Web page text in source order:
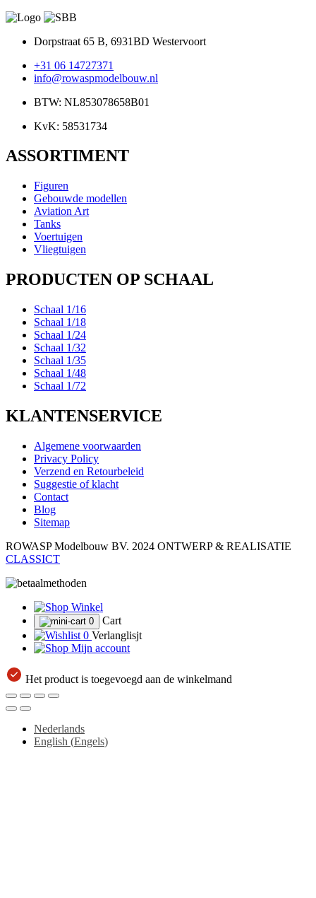
Dorpstraat 65 B, 6931BD Westervoort
+31 06 14727371
info@rowaspmodelbouw.nl
BTW: NL853078658B01
KvK: 58531734
ASSORTIMENT
Figuren
Gebouwde modellen
Aviation Art
Tanks
Voertuigen
Vliegtuigen
PRODUCTEN OP SCHAAL
Schaal 1/16
Schaal 1/18
Schaal 1/24
Schaal 1/32
Schaal 1/35
Schaal 1/48
Schaal 1/72
KLANTENSERVICE
Algemene voorwaarden
Privacy Policy
Verzend en Retourbeleid
Suggestie of klacht
Contact
Blog
Sitemap
ROWASP Modelbouw BV. 2024 ONTWERP & REALISATIE
CLASSICT
Winkel
0
Cart
0 Verlanglisjt
Mijn account
Het product is toegevoegd aan de winkelmand
Nederlands
English (Engels)